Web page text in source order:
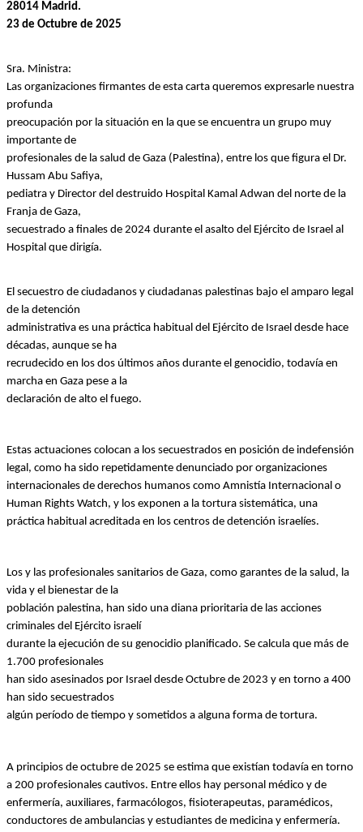
28014 Madrid.
23 de Octubre de 2025
Sra. Ministra:
Las organizaciones firmantes de esta carta queremos expresarle nuestra
profunda
preocupación por la situación en la que se encuentra un grupo muy
importante de
profesionales de la salud de Gaza (Palestina), entre los que figura el Dr.
Hussam Abu Safiya,
pediatra y Director del destruido Hospital Kamal Adwan del norte de la
Franja de Gaza,
secuestrado a finales de 2024 durante el asalto del Ejército de Israel al
Hospital que dirigía.
El secuestro de ciudadanos y ciudadanas palestinas bajo el amparo legal
de la detención
administrativa es una práctica habitual del Ejército de Israel desde hace
décadas, aunque se ha
recrudecido en los dos últimos años durante el genocidio, todavía en
marcha en Gaza pese a la
declaración de alto el fuego.
Estas actuaciones colocan a los secuestrados en posición de indefensión
legal, como ha sido repetidamente denunciado por organizaciones
internacionales de derechos humanos como Amnistía Internacional o
Human Rights Watch, y los exponen a la tortura sistemática, una
práctica habitual acreditada en los centros de detención israelíes.
Los y las profesionales sanitarios de Gaza, como garantes de la salud, la
vida y el bienestar de la
población palestina, han sido una diana prioritaria de las acciones
criminales del Ejército israelí
durante la ejecución de su genocidio planificado. Se calcula que más de
1.700 profesionales
han sido asesinados por Israel desde Octubre de 2023 y en torno a 400
han sido secuestrados
algún período de tiempo y sometidos a alguna forma de tortura.
A principios de octubre de 2025 se estima que existían todavía en torno
a 200 profesionales cautivos. Entre ellos hay personal médico y de
enfermería, auxiliares, farmacólogos, fisioterapeutas, paramédicos,
conductores de ambulancias y estudiantes de medicina y enfermería.